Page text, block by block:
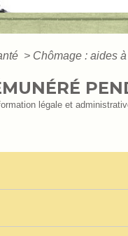
> Chômage : aides
légale et